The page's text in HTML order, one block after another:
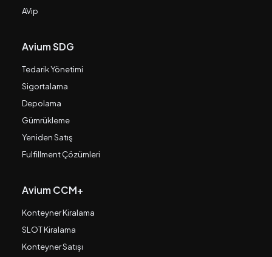
AVip
Avium SDG
Tedarik Yönetimi
Sigortalama
Depolama
Gümrükleme
Yeniden Satış
Fulfillment Çözümleri
Avium CCM+
Konteyner Kiralama
SLOT Kiralama
Konteyner Satışı